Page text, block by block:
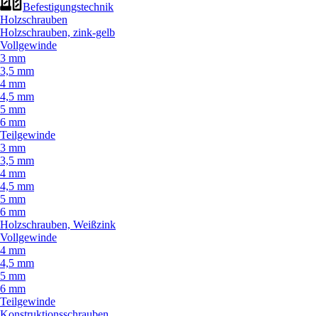
Befestigungstechnik
Holzschrauben
Holzschrauben, zink-gelb
Vollgewinde
3 mm
3,5 mm
4 mm
4,5 mm
5 mm
6 mm
Teilgewinde
3 mm
3,5 mm
4 mm
4,5 mm
5 mm
6 mm
Holzschrauben, Weißzink
Vollgewinde
4 mm
4,5 mm
5 mm
6 mm
Teilgewinde